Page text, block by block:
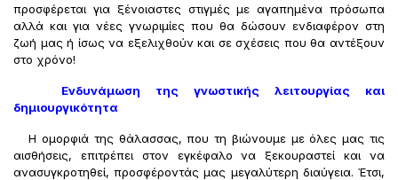
προσφέρεται για ξένοιαστες στιγμές με αγαπημένα πρόσωπα
αλλά και για νέες γνωριμίες που θα δώσουν ενδιαφέρον στη
ζωή μας ή ίσως να εξελιχθούν και σε σχέσεις που θα αντέξουν
στο χρόνο!
Ενδυνάμωση της γνωστικής λειτουργίας και
δημιουργικότητα
Η ομορφιά της θάλασσας, που τη βιώνουμε με όλες μας τις
αισθήσεις, επιτρέπει στον εγκέφαλο να ξεκουραστεί και να
ανασυγκροτηθεί, προσφέροντάς μας μεγαλύτερη διαύγεια. Έτσι,